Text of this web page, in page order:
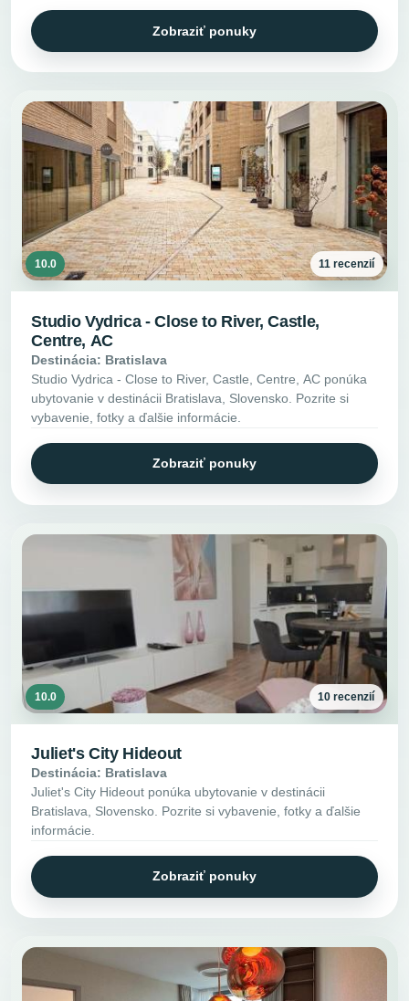
Zobraziť ponuky
10.0 11 recenzií
Studio Vydrica - Close to River, Castle,
Centre, AC
Destinácia: Bratislava
Studio Vydrica - Close to River, Castle, Centre, AC ponúka
ubytovanie v destinácii Bratislava, Slovensko. Pozrite si
vybavenie, fotky a ďalšie informácie.
Zobraziť ponuky
10.0 10 recenzií
Juliet's City Hideout
Destinácia: Bratislava
Juliet's City Hideout ponúka ubytovanie v destinácii
Bratislava, Slovensko. Pozrite si vybavenie, fotky a ďalšie
informácie.
Zobraziť ponuky